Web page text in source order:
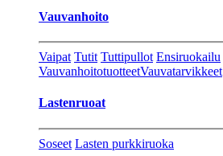
Vauvanhoito
Vaipat Tutit Tuttipullot Ensiruokailu
VauvanhoitotuotteetVauvatarvikkeet
Lastenruoat
Soseet Lasten purkkiruoka